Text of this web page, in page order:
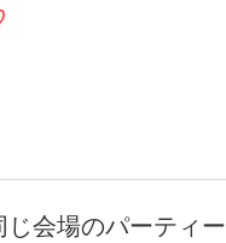
じ会場のパーティー